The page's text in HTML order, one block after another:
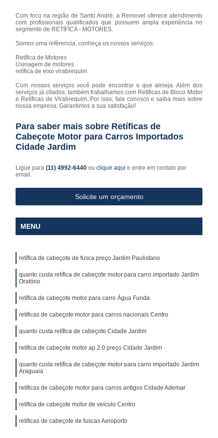
Com foco na região de Santo André, a Removel oferece atendimento
com profissionais qualificados que possuem ampla experiência no
segmento de RETÍFICA - MOTORES.
Somos uma refêrencia, conheça os nossos serviços:
Retífica de Motores
Usinagem de motores
retífica de eixo virabrequim
Com nossos serviços você pode encontrar o que almeja. Além dos
serviços já citados, também trabalhamos com Retíficas de Bloco Motor
e Retíficas de Virabrequim. Por isso, fale conosco e saiba mais sobre
nossa empresa. Garantimos a sua satisfação!
Para saber mais sobre Retíficas de
Cabeçote Motor para Carros Importados
Cidade Jardim
Ligue para(11) 4992-6440ouclique aqui e entre em contato por
email.
Solicite um orçamento
MENU
retífica de cabeçote de fusca preço Jardim Paulistano
quanto custa retífica de cabeçote motor para carro importado Jardim
Oratório
retífica de cabeçote motor para carro Água Funda
retíficas de cabeçote motor para carros nacionais Centro
quanto custa retífica de cabeçote Cidade Jardim
retífica de cabeçote motor ap 2.0 preço Cidade Jardim
quanto custa retífica de cabeçote motor para carro importado Jardim
Araguaia
retíficas de cabeçote motor para carros antigos Cidade Ademar
retífica de cabeçote motor de veículo Centro
retíficas de cabeçote de fuscas Aeroporto